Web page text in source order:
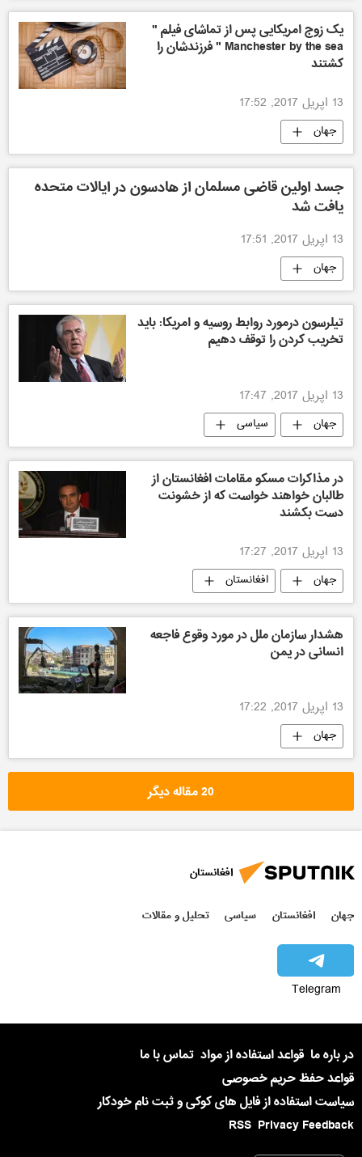
یک زوج امریکایی پس از تماشای فیلم "
Manchester by the sea " فرزندشان را
کشتند
13 اپریل 2017, 17:52
جهان
جسد اولین قاضی مسلمان از هادسون در ایالات متحده
یافت شد
13 اپریل 2017, 17:51
جهان
تیلرسون درمورد روابط روسیه و امریکا: باید
تخریب‌ کردن را توقف دهیم
13 اپریل 2017, 17:47
جهان سیاسی
در مذاکرات مسکو مقامات افغانستان از
طالبان خواهند خواست که از خشونت
دست بکشند
13 اپریل 2017, 17:27
جهان افغانستان
هشدار سازمان ملل در مورد وقوع فاجعه
انسانی در یمن
13 اپریل 2017, 17:22
جهان
20 مقاله دیگر
افغانستان
جهان افغانستان سیاسی تحلیل و مقالات
Telegram
در باره ما قواعد استفاده از مواد تماس با ما
قواعد حفظ حریم خصوصی
سیاست استفاده از فایل های کوکی و ثبت نام خودکار
Privacy Feedback
RSS